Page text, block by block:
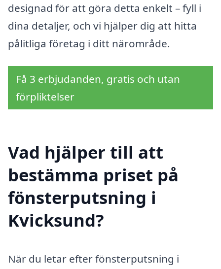
designad för att göra detta enkelt – fyll i
dina detaljer, och vi hjälper dig att hitta
pålitliga företag i ditt närområde.
Få 3 erbjudanden, gratis och utan
förpliktelser
Vad hjälper till att
bestämma priset på
fönsterputsning i
Kvicksund?
När du letar efter fönsterputsning i